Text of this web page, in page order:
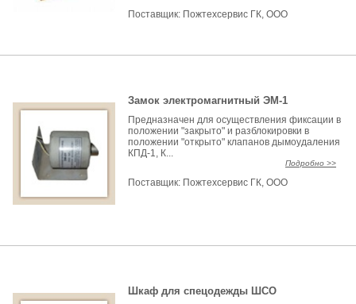
Поставщик: Пожтехсервис ГК, ООО
Замок электромагнитный ЭМ-1
Предназначен для осуществления фиксации в
положении "закрыто" и разблокировки в
положении "открыто" клапанов дымоудаления
КПД-1, К...
Подробно >>
Поставщик: Пожтехсервис ГК, ООО
Шкаф для спецодежды ШСО